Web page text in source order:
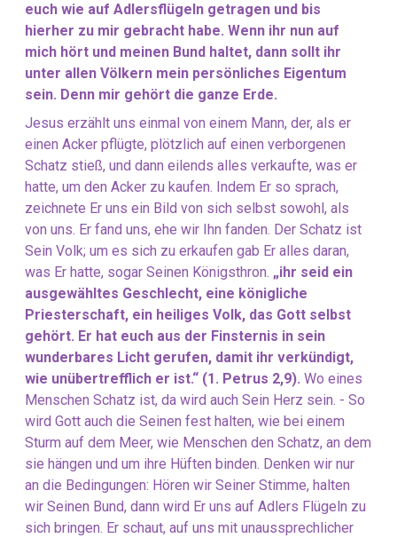
euch wie auf Adlersflügeln getragen und bis
hierher zu mir gebracht habe. Wenn ihr nun auf
mich hört und meinen Bund haltet, dann sollt ihr
unter allen Völkern mein persönliches Eigentum
sein. Denn mir gehört die ganze Erde.
Jesus erzählt uns einmal von einem Mann, der, als er
einen Acker pflügte, plötzlich auf einen verborgenen
Schatz stieß, und dann eilends alles verkaufte, was er
hatte, um den Acker zu kaufen. Indem Er so sprach,
zeichnete Er uns ein Bild von sich selbst sowohl, als
von uns. Er fand uns, ehe wir Ihn fanden. Der Schatz ist
Sein Volk; um es sich zu erkaufen gab Er alles daran,
was Er hatte, sogar Seinen Königsthron. „ihr seid ein
ausgewähltes Geschlecht, eine königliche
Priesterschaft, ein heiliges Volk, das Gott selbst
gehört. Er hat euch aus der Finsternis in sein
wunderbares Licht gerufen, damit ihr verkündigt,
wie unübertrefflich er ist.“ (1. Petrus 2,9). Wo eines
Menschen Schatz ist, da wird auch Sein Herz sein. - So
wird Gott auch die Seinen fest halten, wie bei einem
Sturm auf dem Meer, wie Menschen den Schatz, an dem
sie hängen und um ihre Hüften binden. Denken wir nur
an die Bedingungen: Hören wir Seiner Stimme, halten
wir Seinen Bund, dann wird Er uns auf Adlers Flügeln zu
sich bringen. Er schaut, auf uns mit unaussprechlicher